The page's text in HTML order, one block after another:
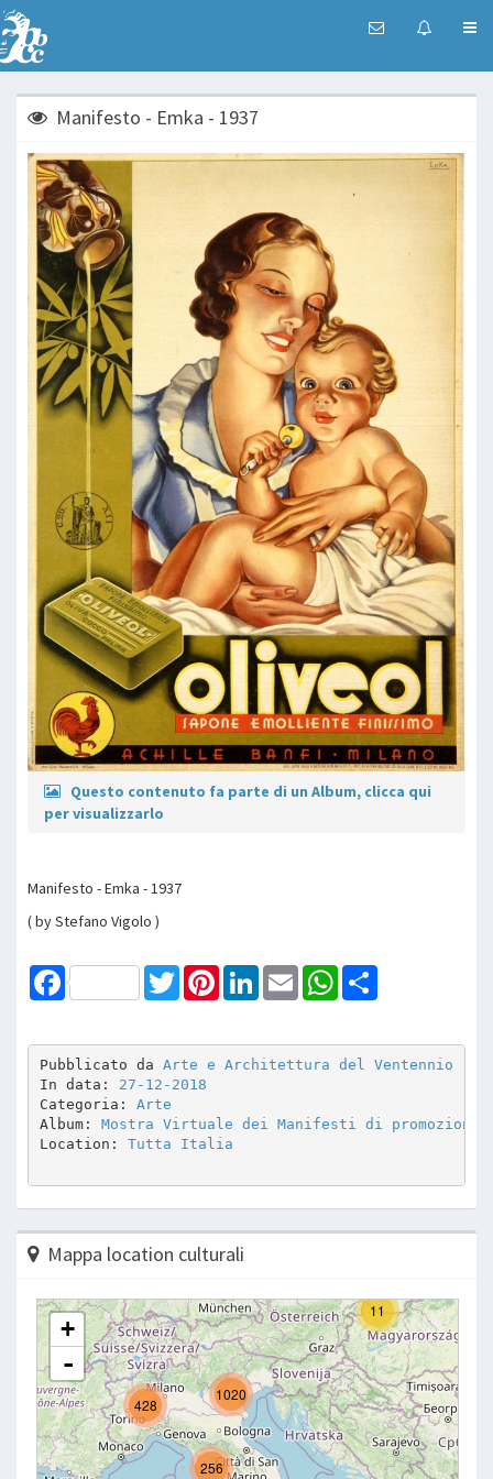
Manifesto - Emka - 1937
Questo contenuto fa parte di un Album, clicca qui
per visualizzarlo
Manifesto - Emka - 1937
( by Stefano Vigolo )
Facebook TwitterPinterestLinkedInEmail WhatsApp
Pubblicato da Arte e Architettura del Ventennio
In data: 27-12-2018
Categoria: Arte
Album: Mostra Virtuale dei Manifesti di promozione
Location: Tutta Italia
Mappa location culturali